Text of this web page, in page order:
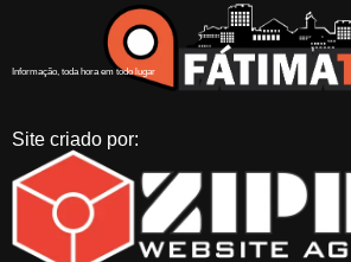
Informação, toda hora em todo lugar
Site criado por: